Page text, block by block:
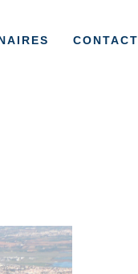
CONTACT